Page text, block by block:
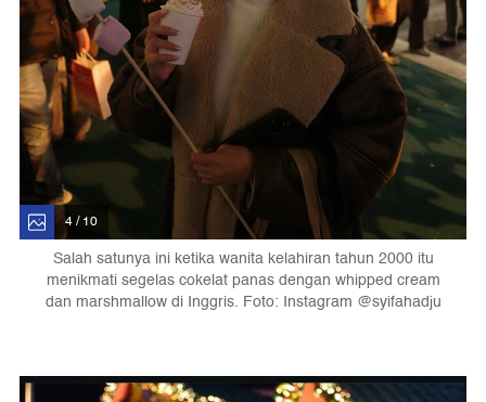
4 / 10
Salah satunya ini ketika wanita kelahiran tahun 2000 itu
menikmati segelas cokelat panas dengan whipped cream
dan marshmallow di Inggris. Foto: Instagram @syifahadju